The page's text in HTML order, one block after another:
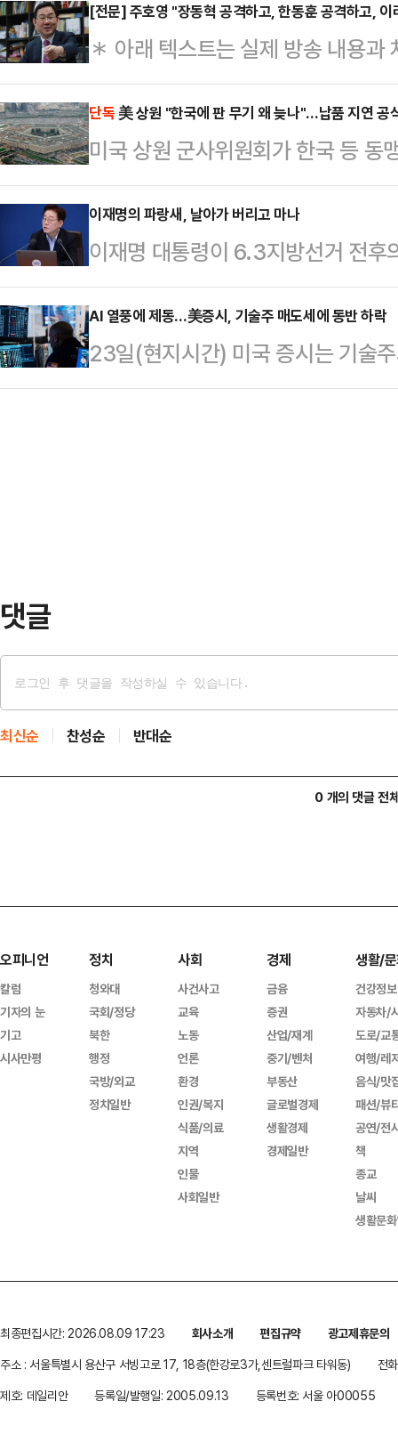
특검 추진 의지를 굽히지 않고 있다
사실상 부정하는 아전인수식 해석
해온 '정치검찰 조작기소' 프레임의
역시 약화됐다는 지적이 나온다.23
부(재판장 송병훈)는 최근 이 전 부
대해 징역 4개…
[전문] 주호영 "장동혁 공격하고, 한동훈 공격하고,
＊ 아래 텍스트는 실제 방송 내용
방송을 통해 확인해주세요.＊ 인터
'데일리안 유튜브 〈정국 기상대〉'
저작권은 데일리안에 있습니다.
데일리안TV＊ 프로그램: 데일리안
일리안 정치부장＊ 출연: 주호영
데일리안 용산 스튜디오에서 전해
모시고 특…
단독 美 상원 "한국에 판 무기 왜 늦나"…납품 지연 공
미국 상원 군사위원회가 한국 등 동
실태를 미 회계감사원(GAO)에 조
군사위의 2027 회계연도 국방수
"인도태평양 동맹국에 대한 대외군
것이 제1도련선(일본·대만·필리핀
지력 구축·유지에 미치는 영향을
제출을 지시했다.조사 대상국은 일
출 기한은 2027…
이재명의 파랑새, 날아가 버리고 마나
이재명 대통령이 6․3지방선거 전
공개 국무회의를 통해 면도날 솔루
지도 못했던 해머펀치를 맞았기 때
명픽들(明pick: 이 대통령이 특별
선, 투표용지 부족사태와 국민적 항
AI 열풍에 제동…美증시, 기술주 매도세에 동반 하락
23일(현지시간) 미국 증시는 기술
다.미 CNBC 방송에 따르면 뉴욕증
댓글
최신순 찬성순 반대순
0 개의 댓글 전
오피니언
칼럼
기자의 눈
기고
시사만평
정치
청와대
국회/정당
북한
행정
국방/외교
정치일반
사회
사건사고
교육
노동
언론
환경
인권/복지
식품/의료
지역
인물
사회일반
경제
금융
증권
산업/재계
중기/벤처
부동산
글로벌경제
생활경제
경제일반
생활/
건강정보
자동차/
도로/교
여행/레
음식/맛
패션/뷰
공연/전
책
종교
날씨
생활문
최종편집시간: 2026.08.09 17:23 회사소개 편집규약
광고제휴문의
주소 : 서울특별시 용산구 서빙고로 17, 18층(한강로3가,센트럴파크 타워동)
전
제호: 데일리안
등록일/발행일: 2005.09.13 등록번호: 서울 아00055